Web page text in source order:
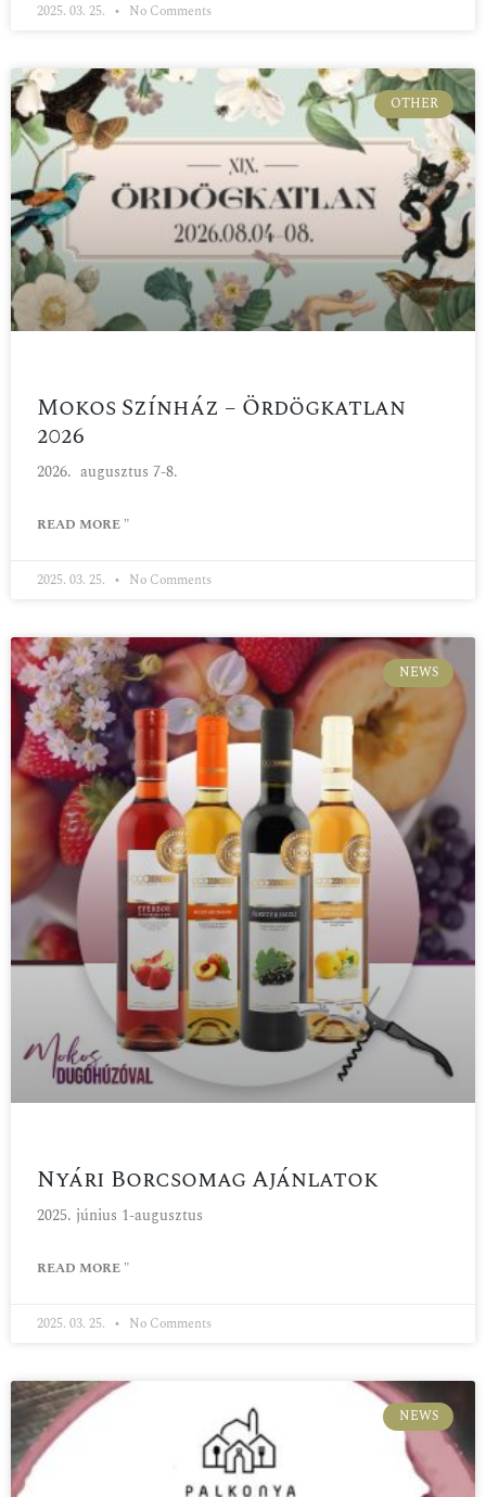
2025. 03. 25. No Comments
OTHER
Mokos Színház – Ördögkatlan
2026
2026. augusztus 7-8.
READ MORE "
2025. 03. 25. No Comments
NEWS
Nyári Borcsomag Ajánlatok
2025. június 1-augusztus
READ MORE "
2025. 03. 25. No Comments
NEWS